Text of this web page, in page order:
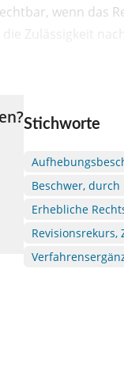
wenn das
Zulässigkeit
Stichworte
Beschwer,
Erhebliche
Revisionsrekurs,